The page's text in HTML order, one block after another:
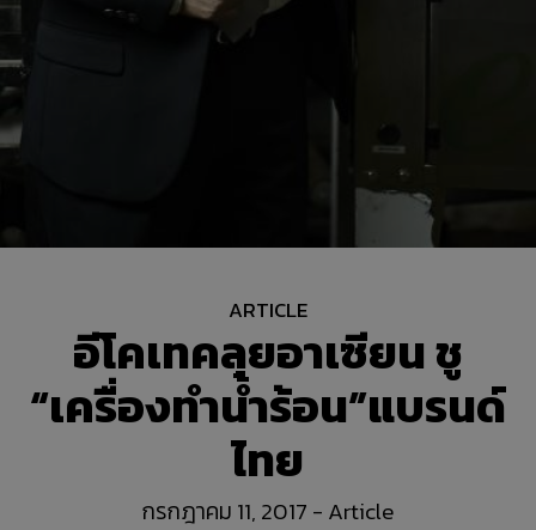
นวัตกรรมเพื่อสิ่งแวดล้อม
11
11
กรกฎาคม
COP ทั่วไป ต่างจาก COP FOR
TAPPING (COPT) อย่างไร
ARTICLE
อีโคเทคลุยอาเซียน ชู
“เครื่องทำน้ำร้อน”แบรนด์
ไทย
กรกฎาคม 11, 2017 - Article